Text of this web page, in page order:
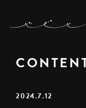
2024.7.12